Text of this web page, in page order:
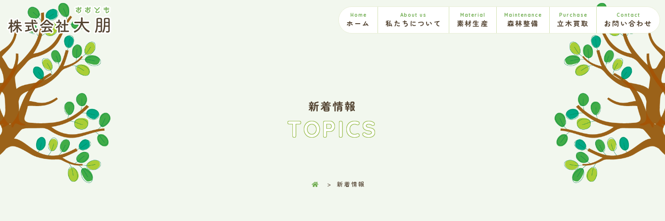
Home
ホーム
About us
私たちについて
Material
素材生産
Maintenance
森林整備
Purchase
立木買取
Contact
お問い合わせ
新着情報
TOPICS
新着情報